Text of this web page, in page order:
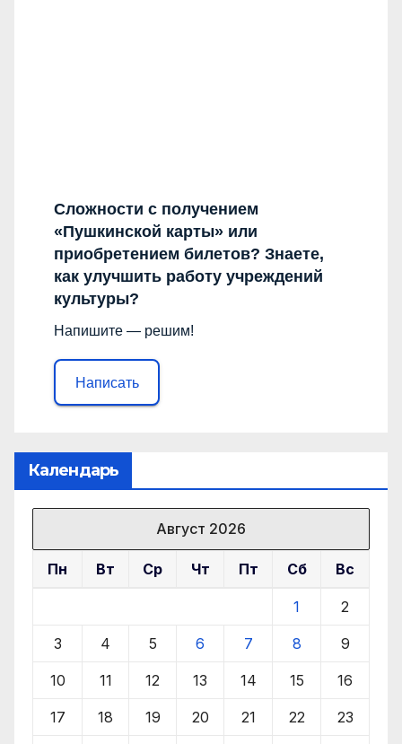
Сложности с получением
«Пушкинской карты» или
приобретением билетов? Знаете,
как улучшить работу учреждений
культуры?
Напишите — решим!
Написать
Календарь
Август 2026
Пн Вт Ср Чт Пт Сб Вс
1 2
3 4 5 6 7 8 9
10 11 12 13 14 15 16
17 18 19 20 21 22 23